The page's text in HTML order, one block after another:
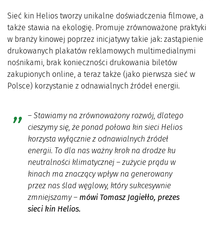
Sieć kin Helios tworzy unikalne doświadczenia filmowe, a
także stawia na ekologię. Promuje zrównoważone praktyki
w branży kinowej poprzez inicjatywy takie jak: zastąpienie
drukowanych plakatów reklamowych multimedialnymi
nośnikami, brak konieczności drukowania biletów
zakupionych online, a teraz także (jako pierwsza sieć w
Polsce) korzystanie z odnawialnych źródeł energii.
– Stawiamy na zrównoważony rozwój, dlatego
cieszymy się, że ponad połowa kin sieci Helios
korzysta wyłącznie z odnawialnych źródeł
energii. To dla nas ważny krok na drodze ku
neutralności klimatycznej – zużycie prądu w
kinach ma znaczący wpływ na generowany
przez nas ślad węglowy, który sukcesywnie
zmniejszamy – mówi Tomasz Jagiełło, prezes
sieci kin Helios.